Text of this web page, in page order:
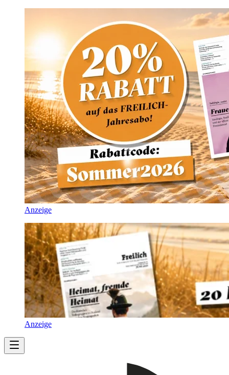
Anzeige
Anzeige